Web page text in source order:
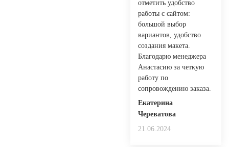
отметить удобство
работы с сайтом:
большой выбор
вариантов, удобство
создания макета.
Благодарю менеджера
Анастасию за четкую
работу по
сопровождению заказа.
Екатерина
Череватова
21.06.2024